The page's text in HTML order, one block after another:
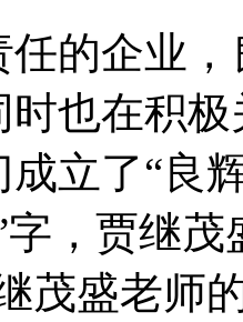
的企业
时也在积
立了“良
字，贾继
茂盛老师